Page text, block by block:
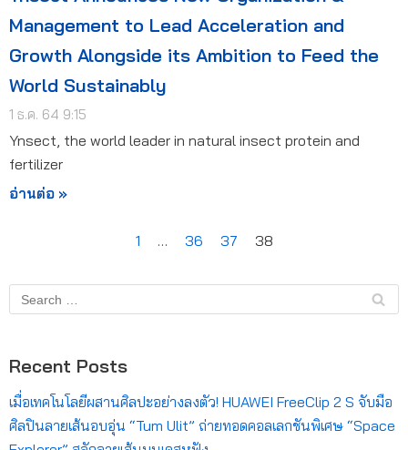
Management to Lead Acceleration and
Growth Alongside its Ambition to Feed the
World Sustainably
1 ธ.ค. 64 9:15
Ynsect, the world leader in natural insect protein and
fertilizer
อ่านต่อ »
1 … 36 37 38
Recent Posts
เมื่อเทคโนโลยีผสานศิลปะอย่างลงตัว! HUAWEI FreeClip 2 S จับมือ
ศิลปินลายเส้นอบอุ่น “Tum Ulit” ถ่ายทอดคอลเลกชันพิเศษ “Space